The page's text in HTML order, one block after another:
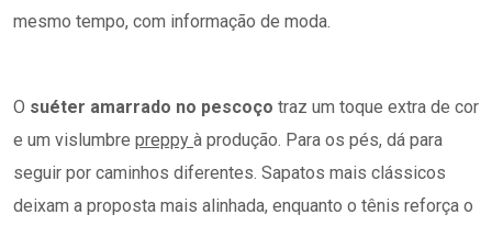
mesmo tempo, com informação de moda.
O suéter amarrado no pescoço traz um toque extra de cor
e um vislumbre preppy à produção. Para os pés, dá para
seguir por caminhos diferentes. Sapatos mais clássicos
deixam a proposta mais alinhada, enquanto o tênis reforça o